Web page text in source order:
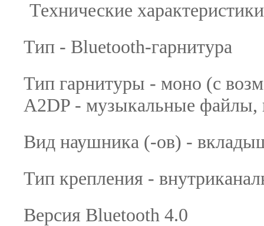
Технические
Тип - Bluetooth-гарнитура
Тип гарнитуры - моно (с
A2DP - музыкальные файлы,
Вид наушника (-ов) -
Тип крепления -
Версия Bluetooth 4.0